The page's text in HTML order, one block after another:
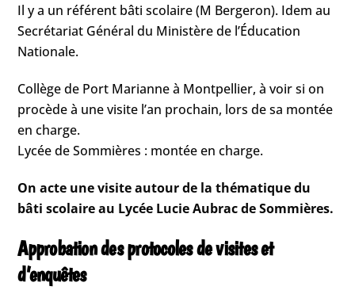
Il y a un référent bâti scolaire (M Bergeron). Idem au
Secrétariat Général du Ministère de l’Éducation
Nationale.
Collège de Port Marianne à Montpellier, à voir si on
procède à une visite l’an prochain, lors de sa montée
en charge.
Lycée de Sommières : montée en charge.
On acte une visite autour de la thématique du
bâti scolaire au Lycée Lucie Aubrac de Sommières.
Approbation des protocoles de visites et
d’enquêtes